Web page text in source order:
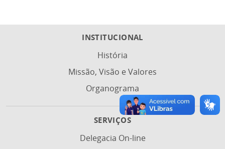
INSTITUCIONAL
História
Missão, Visão e Valores
Organograma
SERVIÇOS
Delegacia On-line